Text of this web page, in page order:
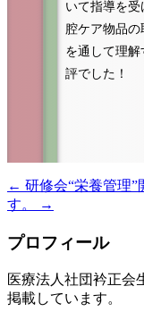
いて指導を
腔ケア物品
を通して理
評でした！
投
稿
ナ
ビ
ゲ
← 研修会“栄養管理”
す。
→
プロフィール
医療法人社団衿正会
掲載しています。